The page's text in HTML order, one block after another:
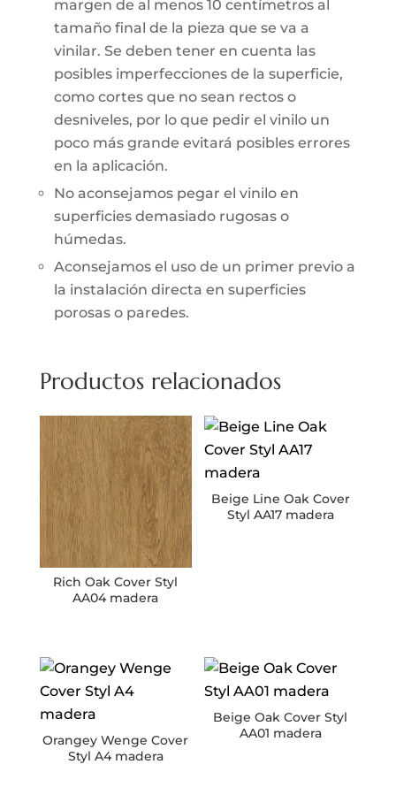
margen de al menos 10 centímetros al
tamaño final de la pieza que se va a
vinilar. Se deben tener en cuenta las
posibles imperfecciones de la superficie,
como cortes que no sean rectos o
desniveles, por lo que pedir el vinilo un
poco más grande evitará posibles errores
en la aplicación.
No aconsejamos pegar el vinilo en
superficies demasiado rugosas o
húmedas.
Aconsejamos el uso de un primer previo a
la instalación directa en superficies
porosas o paredes.
Productos relacionados
Rich Oak Cover Styl
AA04 madera
Beige Line Oak Cover
Styl AA17 madera
Orangey Wenge Cover
Styl A4 madera
Beige Oak Cover Styl
AA01 madera